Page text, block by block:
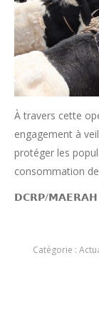
À travers cette
engagement à
protéger les
consommation
𝗗𝗖𝗥𝗣/𝗠𝗔𝗘𝗥𝗔𝗛
Catégorie :